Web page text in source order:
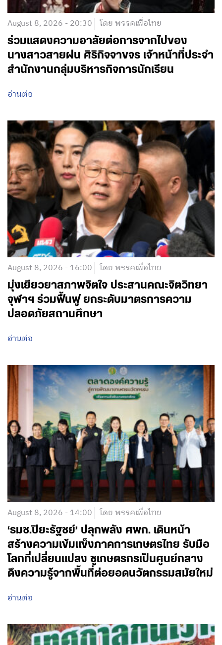
August 8, 2026 - 20:30 โดย พรรคเพื่อไทย
ร่วมแสดงความอาลัยต่อการจากไปของ
นางสาวสายฝน ศิริกิจจาขจร เจ้าหน้าที่ประจำ
สำนักงานกลุ่มบริหารกิจการนักเรียน
อ่านต่อ
August 8, 2026 - 16:00 โดย พรรคเพื่อไทย
มุ่งเยียวยาสภาพจิตใจ ประสานคณะจิตวิทยา
จุฬาฯ ร่วมฟื้นฟู ยกระดับมาตรการความ
ปลอดภัยสถานศึกษา
อ่านต่อ
August 8, 2026 - 14:00 โดย พรรคเพื่อไทย
‘รมช.ปิยะรัฐชย์’ ปลุกพลัง ศพก. เดินหน้า
สร้างความเข้มแข็งภาคการเกษตรไทย รับมือ
โลกที่เปลี่ยนแปลง ชูเกษตรกรเป็นศูนย์กลาง
ดึงความรู้จากพื้นที่ต่อยอดนวัตกรรมสมัยใหม่
อ่านต่อ